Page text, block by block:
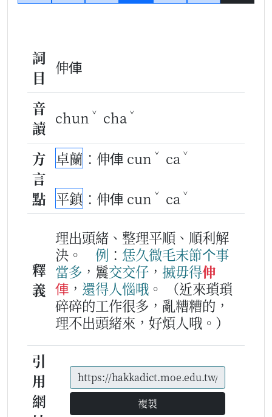
詞
目
伸俥
音
讀
chun ˇ cha ˇ
方
言
點
卓蘭 ：伸俥 cun ˇ ca ˇ
平鎮 ：伸俥 cun ˇ ca ˇ
釋
義
理出頭緒、整理平順、順利解
決。
例 ： 恁久微毛末節个事
當多 ，鬞交交仔 ， 搣毋得伸
俥 ， 還得人惱哦 。
（近來瑣瑣
碎碎的工作很多，亂糟糟的，
理不出頭緒來，好煩人哦。）
引
用
網
複製